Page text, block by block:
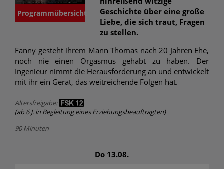
Programmübersicht
Geschichte über eine große
Liebe, die sich traut, Fragen
zu stellen.
Fanny gesteht ihrem Mann Thomas nach 20 Jahren Ehe,
noch nie einen Orgasmus gehabt zu haben. Der
Ingenieur nimmt die Herausforderung an und entwickelt
mit ihr ein Gerät, das weitreichende Folgen hat.
Altersfreigabe:
(ab 6 J. in Begleitung eines Erziehungsbeauftragten)
90 Minuten
Do 13.08.